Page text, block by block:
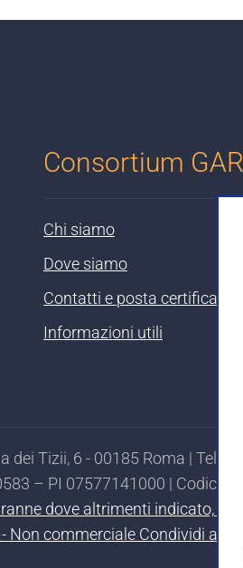
Consortium
Chi siamo
Dove siamo
Contatti e posta certificata
Informazioni utili
dei Tizii, 6 - 00185 Roma | Tel.
– PI 07577141000 | Codice
dove altrimenti indicato,
Non commerciale Condividi allo